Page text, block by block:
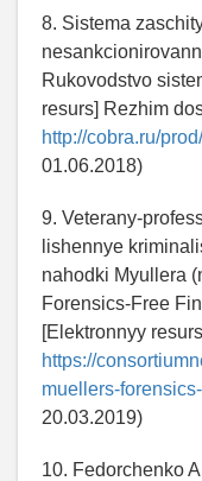
8. Sistema
Rukovodstvo
resurs] Rezhim
http://cobra.ru/
01.06.2018)
9. Veterany-
lishennye
nahodki Myullera
Forensics-Free
[Elektronnyy
https://
muellers-
20.03.2019)
10. Fedorchenko